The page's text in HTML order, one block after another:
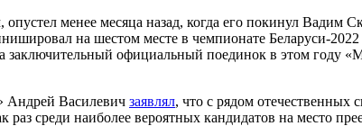
менее месяца назад, когда его покинул Вадим
на шестом месте в чемпионате Беларуси-
заключительный официальный поединок в этом
Андрей Василевич заявлял, что с рядом отечественных
раз среди наиболее вероятных кандидатов на место